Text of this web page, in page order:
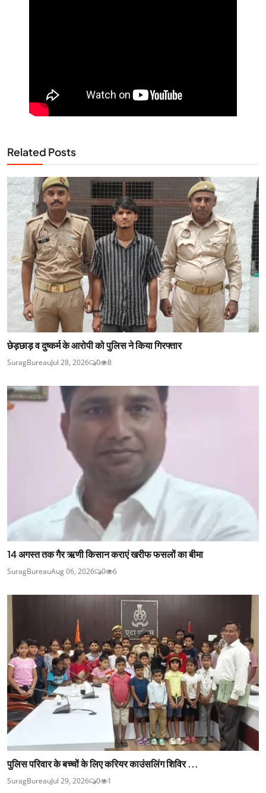
Related Posts
छेड़छाड़ व दुष्कर्म के आरोपी को पुलिस ने किया गिरफ्तार
SuragBureauJul 28, 2026 0 8
14 अगस्त तक गैर ऋणी किसान कराएं खरीफ फसलों का बीमा
SuragBureauAug 06, 2026 0 6
पुलिस परिवार के बच्चों के लिए करियर काउंसलिंग शिविर ...
SuragBureauJul 29, 2026 0 1